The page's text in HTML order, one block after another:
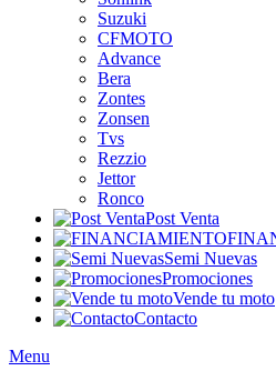
Suzuki
CFMOTO
Advance
Bera
Zontes
Zonsen
Tvs
Rezzio
Jettor
Ronco
Post Venta
Semi Nuevas
Promociones
Vende tu moto
Contacto
Menu